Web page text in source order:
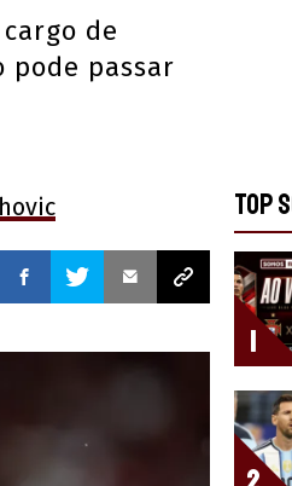
de
pode passar
TOP
1